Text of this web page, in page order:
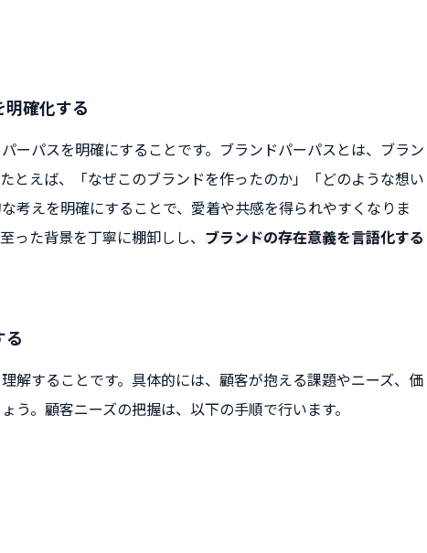
明確化する
ーパスを明確にすることです。ブランドパーパスとは、ブラン
とえば、「なぜこのブランドを作ったのか」「どのような想い
考えを明確にすることで、愛着や共感を得られやすくなりま
った背景を丁寧に棚卸しし、 ブランドの存在意義を言語化する
る
解することです。具体的には、顧客が抱える課題やニーズ、価
う。顧客ニーズの把握は、以下の手順で行います。